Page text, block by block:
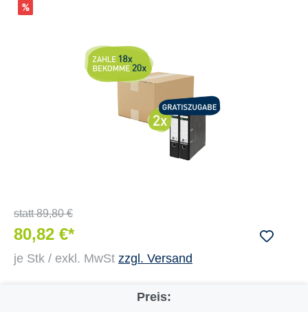
statt89,80 €
80,82 €*
je Stk / exkl. MwSt zzgl. Versand
Preis: